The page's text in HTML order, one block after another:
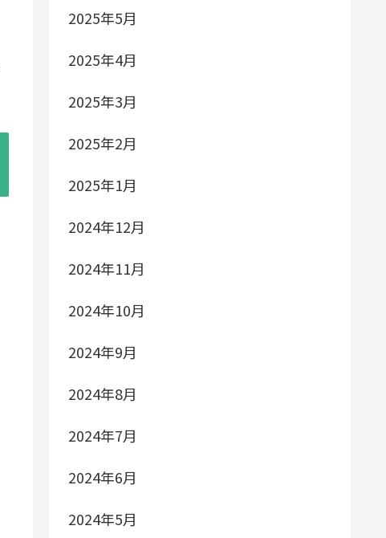
2025年5月
2025年4月
2025年3月
2025年2月
2025年1月
2024年12月
2024年11月
2024年10月
2024年9月
2024年8月
2024年7月
2024年6月
2024年5月